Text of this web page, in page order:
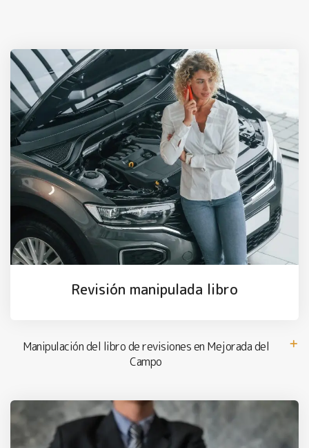
Revisión manipulada libro
Manipulación del libro de revisiones en Mejorada del
Campo